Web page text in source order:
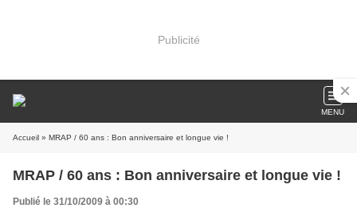
Publicité
MENU
Accueil » MRAP / 60 ans : Bon anniversaire et longue vie !
MRAP / 60 ans : Bon anniversaire et longue vie !
Publié le 31/10/2009 à 00:30